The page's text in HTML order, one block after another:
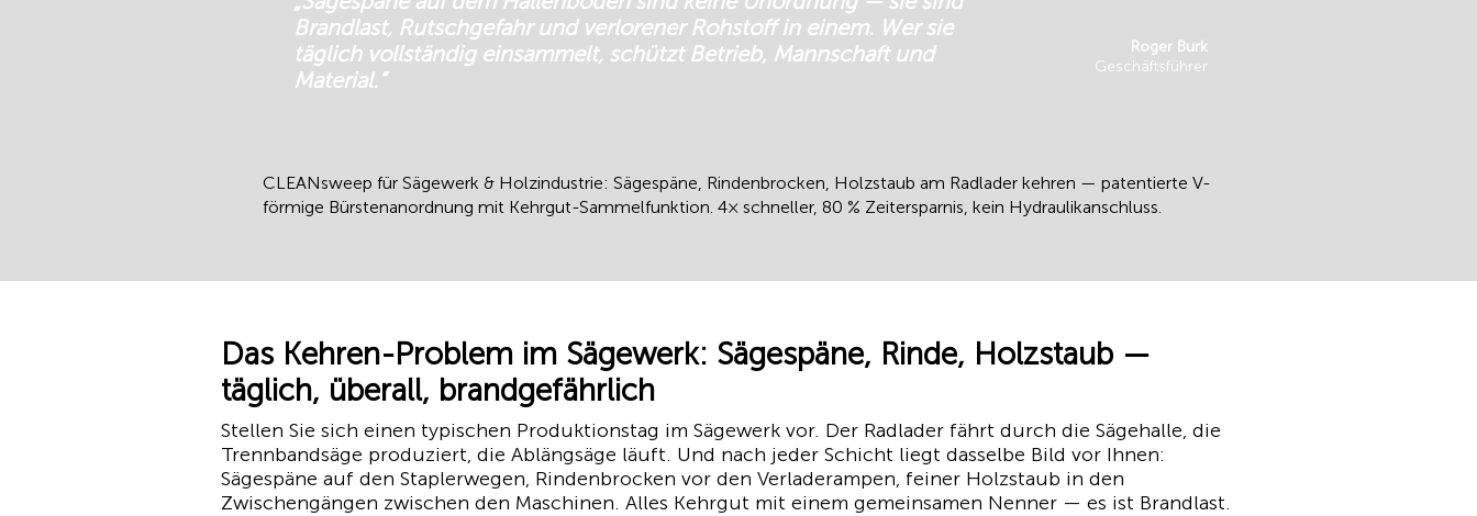
Brandlast, Rutschgefahr und verlorener Rohstoff in einem. Wer sie
täglich vollständig einsammelt, schützt Betrieb, Mannschaft und
Material.“
Roger Burk
Geschäftsführer
CLEANsweep für Sägewerk & Holzindustrie: Sägespäne, Rindenbrocken, Holzstaub am Radlader kehren — patentierte V-
förmige Bürstenanordnung mit Kehrgut-Sammelfunktion. 4× schneller, 80 % Zeitersparnis, kein Hydraulikanschluss.
Das Kehren-Problem im Sägewerk: Sägespäne, Rinde, Holzstaub —
täglich, überall, brandgefährlich
Stellen Sie sich einen typischen Produktionstag im Sägewerk vor. Der Radlader fährt durch die Sägehalle, die
Trennbandsäge produziert, die Ablängsäge läuft. Und nach jeder Schicht liegt dasselbe Bild vor Ihnen:
Sägespäne auf den Staplerwegen, Rindenbrocken vor den Verladerampen, feiner Holzstaub in den
Zwischengängen zwischen den Maschinen. Alles Kehrgut mit einem gemeinsamen Nenner — es ist Brandlast.